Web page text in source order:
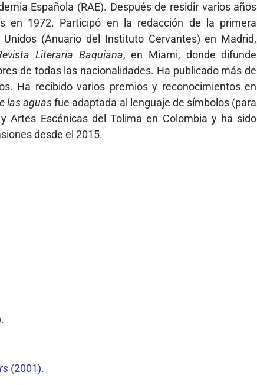
Española (RAE). Después de residir varios años
en 1972. Participó en la redacción de la primera
(Anuario del Instituto Cervantes) en Madrid,
Literaria Baquiana, en Miami, donde difunde
de todas las nacionalidades. Ha publicado más de
Ha recibido varios premios y reconocimientos en
las aguasfue adaptada al lenguaje de símbolos (para
Artes Escénicas del Tolima en Colombia y ha sido
desde el 2015.
(2001).